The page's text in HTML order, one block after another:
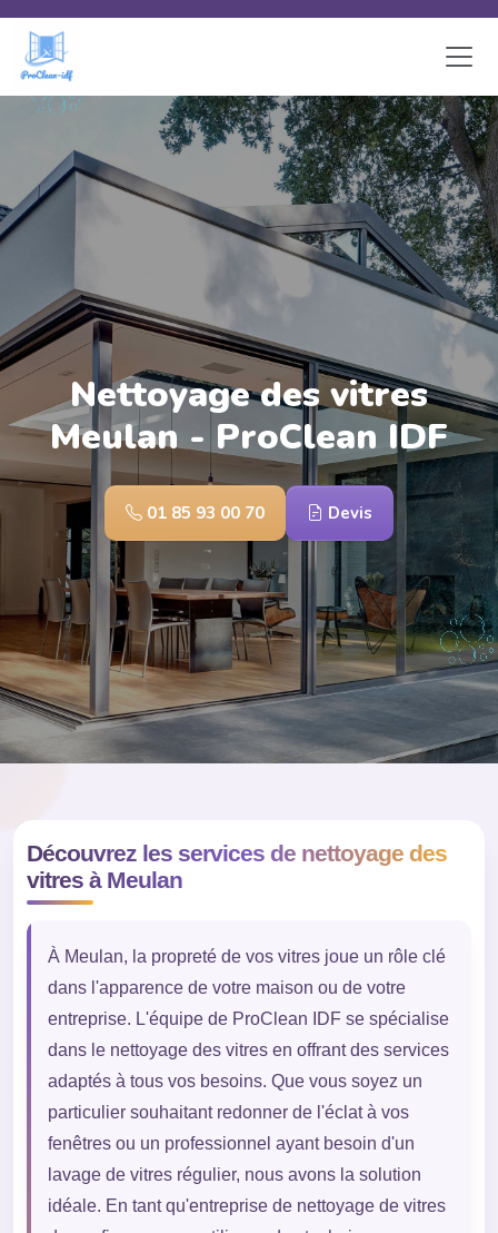
Skip to main content
Nettoyage des vitres
Meulan - ProClean IDF
01 85 93 00 70 Devis
Découvrez les services de nettoyage des
vitres à Meulan
À Meulan, la propreté de vos vitres joue un rôle clé
dans l'apparence de votre maison ou de votre
entreprise. L'équipe de ProClean IDF se spécialise
dans le nettoyage des vitres en offrant des services
adaptés à tous vos besoins. Que vous soyez un
particulier souhaitant redonner de l'éclat à vos
fenêtres ou un professionnel ayant besoin d'un
lavage de vitres régulier, nous avons la solution
idéale. En tant qu'entreprise de nettoyage de vitres